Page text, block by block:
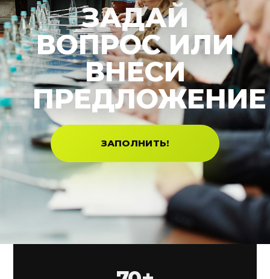
ЗАДАЙ
ВОПРОС ИЛИ
ВНЕСИ
ПРЕДЛОЖЕНИЕ
ЗАПОЛНИТЬ!